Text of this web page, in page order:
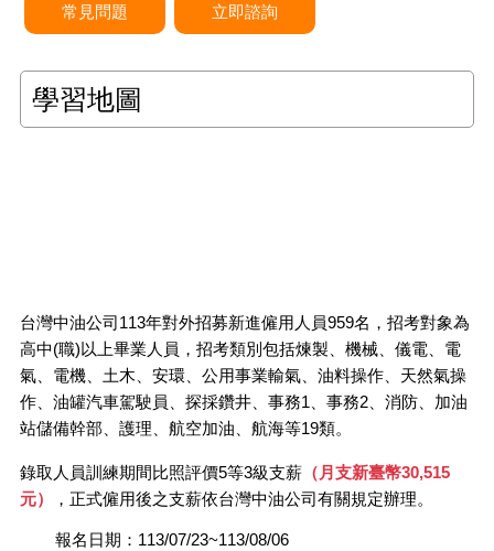
常見問題 立即諮詢
學習地圖
台灣中油公司113年對外招募新進僱用人員959名，招考對象為
高中(職)以上畢業人員，招考類別包括煉製、機械、儀電、電
氣、電機、土木、安環、公用事業輸氣、油料操作、天然氣操
作、油罐汽車駕駛員、探採鑽井、事務1、事務2、消防、加油
站儲備幹部、護理、航空加油、航海等19類。
錄取人員訓練期間比照評價5等3級支薪（月支新臺幣30,515
元）
，正式僱用後之支薪依台灣中油公司有關規定辦理。
報名日期：113/07/23~113/08/06